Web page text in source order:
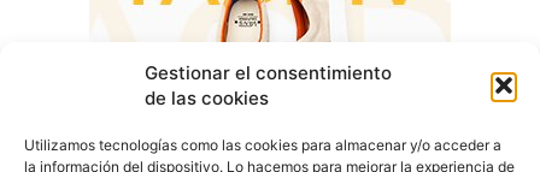
Gestionar el consentimiento
de las cookies
Utilizamos tecnologías como las cookies para almacenar y/o acceder a
la información del dispositivo. Lo hacemos para mejorar la experiencia de